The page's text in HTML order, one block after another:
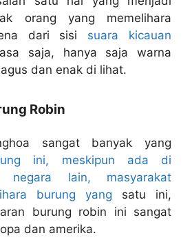
orang yang memelihara
dari sisi suara kicauan
saja, hanya saja warna
dan enak di lihat.
Robin
sangat banyak yang
ini, meskipun ada di
negara lain, masyarakat
burung yang satu ini,
burung robin ini sangat
dan amerika.